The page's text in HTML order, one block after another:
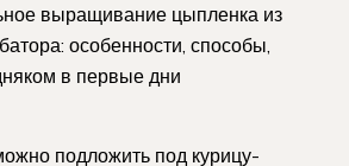
выращивание цыпленка из
особенности, способы,
в первые дни
подложить под курицу-